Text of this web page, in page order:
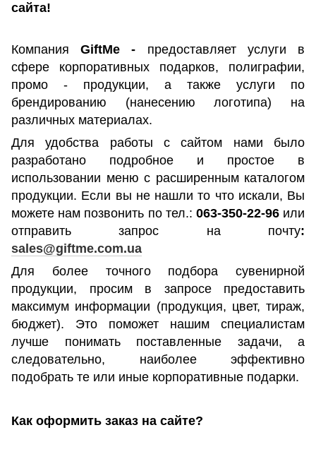
сайта!
Компания GiftMe - предоставляет услуги в
сфере корпоративных подарков, полиграфии,
промо - продукции, а также услуги по
брендированию
(нанесению логотипа) на
различных материалах.
Для удобства работы с сайтом нами было
разработано подробное и простое в
использовании меню с расширенным каталогом
продукции. Если вы не нашли то что искали, Вы
можете нам позвонить по тел.: 063-350-22-96или
отправить запрос на почту:
sales@giftme.com.ua
Для более точного подбора сувенирной
продукции, просим в запросе предоставить
максимум информации (продукция, цвет, тираж,
бюджет). Это поможет нашим специалистам
лучше понимать поставленные задачи, а
следовательно, наиболее эффективно
подобрать те или иные корпоративные подарки.
Как оформить заказ на сайте?